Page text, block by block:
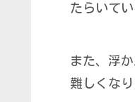
たらいて
また、浮
難しくなり